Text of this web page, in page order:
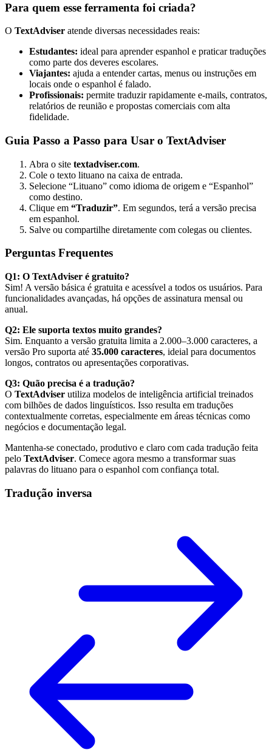
Para quem esse ferramenta foi criada?
O TextAdviser atende diversas necessidades reais:
Estudantes: ideal para aprender espanhol e praticar traduções
como parte dos deveres escolares.
Viajantes: ajuda a entender cartas, menus ou instruções em
locais onde o espanhol é falado.
Profissionais: permite traduzir rapidamente e-mails, contratos,
relatórios de reunião e propostas comerciais com alta
fidelidade.
Guia Passo a Passo para Usar o TextAdviser
Abra o site textadviser.com.
Cole o texto lituano na caixa de entrada.
Selecione “Lituano” como idioma de origem e “Espanhol”
como destino.
Clique em “Traduzir”. Em segundos, terá a versão precisa
em espanhol.
Salve ou compartilhe diretamente com colegas ou clientes.
Perguntas Frequentes
Q1: O TextAdviser é gratuito?
Sim! A versão básica é gratuita e acessível a todos os usuários. Para
funcionalidades avançadas, há opções de assinatura mensal ou
anual.
Q2: Ele suporta textos muito grandes?
Sim. Enquanto a versão gratuita limita a 2.000–3.000 caracteres, a
versão Pro suporta até 35.000 caracteres, ideial para documentos
longos, contratos ou apresentações corporativas.
Q3: Quão precisa é a tradução?
O TextAdviser utiliza modelos de inteligência artificial treinados
com bilhões de dados linguísticos. Isso resulta em traduções
contextualmente corretas, especialmente em áreas técnicas como
negócios e documentação legal.
Mantenha-se conectado, produtivo e claro com cada tradução feita
pelo TextAdviser. Comece agora mesmo a transformar suas
palavras do lituano para o espanhol com confiança total.
Tradução inversa